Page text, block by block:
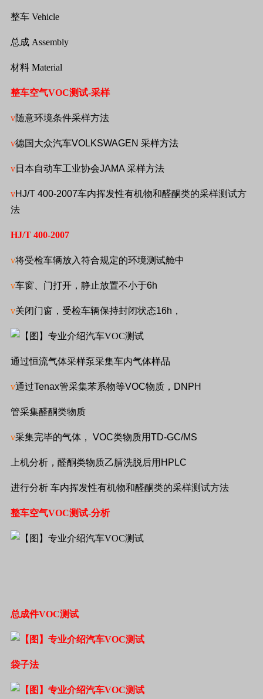
整车 Vehicle
总成 Assembly
材料 Material
整车空气VOC测试-采样
v随意环境条件采样方法
v德国大众汽车VOLKSWAGEN 采样方法
v日本自动车工业协会JAMA 采样方法
vHJ/T 400-2007车内挥发性有机物和醛酮类的采样测试方
法
HJ/T 400-2007
v将受检车辆放入符合规定的环境测试舱中
v车窗、门打开，静止放置不小于6h
v关闭门窗，受检车辆保持封闭状态16h ，
通过恒流气体采样泵采集车内气体样品
v通过Tenax管采集苯系物等VOC物质， DNPH
管采集醛酮类物质
v采集完毕的气体， VOC类物质用TD-GC/MS
上机分析，醛酮类物质乙腈洗脱后用 HPLC
进行分析 车内挥发性有机物和醛酮类的采样测试方法
整车空气VOC测试-分析
总成件VOC测试
袋子法